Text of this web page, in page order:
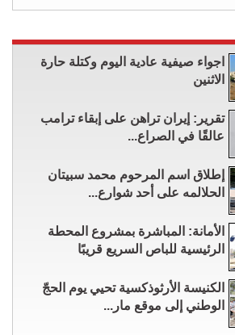
اجواء صيفية عادية اليوم وكتلة حارة
الاثنين
تقرير: إيران تراهن على إبقاء ترامب
عالقًا في الصراع...
إطلاق اسم المرحوم محمد سبيتان
الحلالمه على أحد شوارع...
الأمانة: المباشرة بمشروع المحطة
الرئيسية للباص السريع قريبًا
الكنيسة الأرثوذكسية تحيي يوم الحجّ
الوطني إلى موقع مار...